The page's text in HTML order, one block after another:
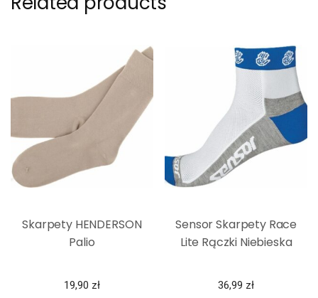
Skarpety HENDERSON
Palio
19,90 zł
Sensor Skarpety Race
Lite Rączki Niebieska
36,99 zł